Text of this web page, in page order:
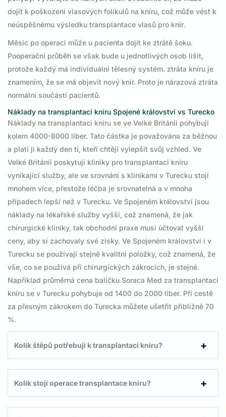
dojít k poškození vlasových folikulů na kníru, což může vést k
neúspěšnému výsledku transplantace vlasů pro knír.
Měsíc po operaci může u pacienta dojít ke ztrátě šoku.
Pooperační průběh se však bude u jednotlivých osob lišit,
protože každý má individuální tělesný systém. ztráta kníru je
znamením, že se má objevit nový knír. Proto je nárazová ztráta
normální součástí pacientů.
Náklady na transplantaci kníru Spojené království vs Turecko
Náklady na transplantaci kníru se ve Velké Británii pohybují
kolem 4000-8000 liber. Tato částka je považována za běžnou
a platí ji každý den ti, kteří chtějí vylepšit svůj vzhled. Ve
Velké Británii poskytují kliniky pro transplantaci kníru
vynikající služby, ale ve srovnání s klinikami v Turecku stojí
mnohem více, přestože léčba je srovnatelná a v mnoha
případech lepší než v Turecku. Ve Spojeném království jsou
náklady na lékařské služby vyšší, což znamená, že jak
chirurgické kliniky, tak obchodní praxe musí účtovat vyšší
ceny, aby si zachovaly své zisky. Ve Spojeném království i v
Turecku se používají stejně kvalitní položky, což znamená, že
vše, co se používá při chirurgických zákrocích, je stejné.
Například průměrná cena balíčku Soraca Med za transplantaci
kníru se v Turecku pohybuje od 1400 do 2000 liber. Při cestě
za přesným zákrokem do Turecka můžete ušetřit přibližně 70
%.
Kolik štěpů potřebuji k transplantaci kníru?
Kolik stojí operace transplantace kníru?